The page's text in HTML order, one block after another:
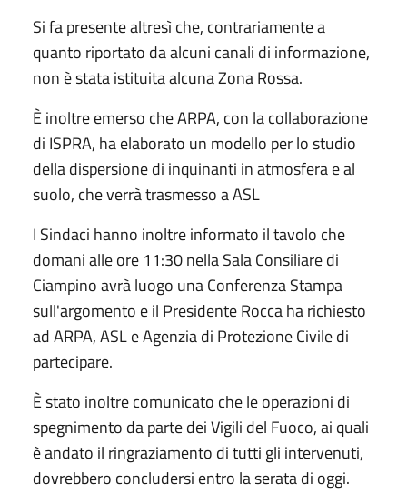
Si fa presente altresì che, contrariamente a
quanto riportato da alcuni canali di informazione,
non è stata istituita alcuna Zona Rossa.
È inoltre emerso che ARPA, con la collaborazione
di ISPRA, ha elaborato un modello per lo studio
della dispersione di inquinanti in atmosfera e al
suolo, che verrà trasmesso a ASL
I Sindaci hanno inoltre informato il tavolo che
domani alle ore 11:30 nella Sala Consiliare di
Ciampino avrà luogo una Conferenza Stampa
sull'argomento e il Presidente Rocca ha richiesto
ad ARPA, ASL e Agenzia di Protezione Civile di
partecipare.
È stato inoltre comunicato che le operazioni di
spegnimento da parte dei Vigili del Fuoco, ai quali
è andato il ringraziamento di tutti gli intervenuti,
dovrebbero concludersi entro la serata di oggi.